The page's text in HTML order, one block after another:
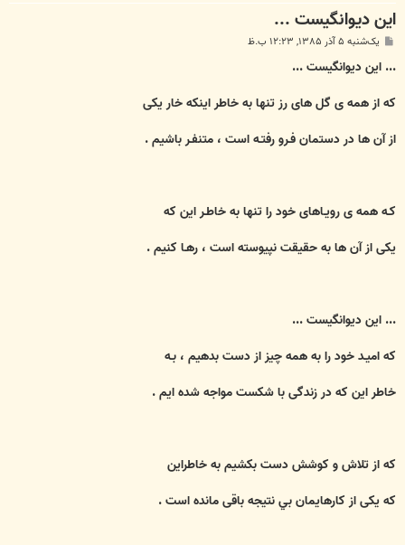
اين ديوانگيست ...
ت
یک‌شنبه ۵ آذر ۱۳۸۵, ۱۲:۲۳ ب.ظ
... اين ديوانگيست ...
که از همه ی گل های رز تنها به خاطر اينکه خار يکی
از آن ها در دستمان فـرو رفتـه است ، متنفـر باشيم .
کـه همه ی رويـاهای خود را تنها به خاطـر اين که
يکی از آن ها به حقيقت نپيوسته است ، رهـا کنيم .
... اين ديوانگيست ...
که اميـد خود را به همه چيز از دست بدهيم ، بـه
خاطر اين که در زندگی با شکست مواجه شده ايم .
که از تلاش و کوشش دست بکشيم به خاطراين
که يکی از کارهايمان بي نتيجه باقی مانده است .